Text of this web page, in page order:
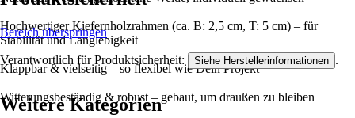
Hochwertiger Kiefernholzrahmen (ca. B: 2,5 cm, T: 5 cm) – für
Stabilität und Langlebigkeit
Klappbar & vielseitig – so flexibel wie Dein Projekt
Witterungsbeständig & robust – gebaut, um draußen zu bleiben
Bereich überspringen
Verantwortlich für Produktsicherheit: Siehe Herstellerinformationen .
Weitere Kategorien